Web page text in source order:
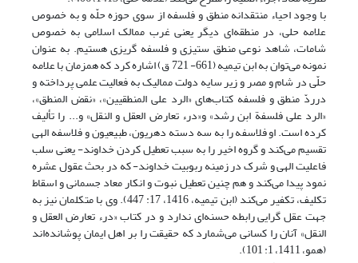
با وجود احیاء منتقدانه منطق و فلسفه از سوی حوزه حلّه و به خصوص
علامه حلی، در منطقه‌ای دیگر یعنی غرب ممالک اسلامی به خصوص
شامات، شاهد نوعی منطق ستیزی و فلسفه گریزی هستیم. به عنوان
نمونه می‌توان به ابن تیمیه (661- 721 ق) اشاره کرد که همزمان با علامه
حلّی در شام و مصر و زیر سایه دولت ممالیک به فعالیت علمی پرداخته و
درردّ منطق و فلسفه کتاب‌های «الرد علی المنطقیین»، «نقض المنطق»،
«الرد علی فلسفة ابن رشد» و«درء تعارض العقل و النقل» و... را تألیف
کرده است. او فلاسفه را به سه دسته دهریون، طبیعیون و فلاسفه الهی
تقسیم می‌کند و گروه اخیر را به سبب تعطیل کردن خداوند- یعنی سلب
فاعلیت الهی و شرک در زمینه ربوبیت خداوند- که در بحث عقول عشره
نمود پیدا می‌کند و هم چنین تعطیل نبوت و انکار معاد جسمانی و اسقاط
تکلیف، تکفیر می‌کند (ابن تیمیه، 1416، 17: 447). وی با متکلمان نیز به
جهت عقل گرایی رابطه حسنه‌ای ندارد و در کتاب «درء تعارض العقل و
النقل» آنان را کسانی می‌شمارد که حقیقت را بر اهل ایمان پوشانده‌اند
(همو، 1411، 1: 101).